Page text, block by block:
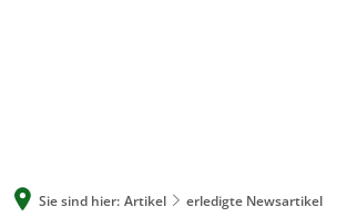
Sie sind hier: Artikel
erledigte Newsartikel